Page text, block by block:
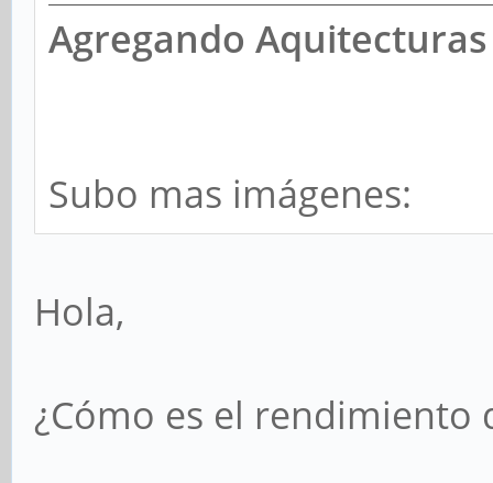
Agregando
Subo mas imágenes:
Hola,
¿Cómo es el rendimiento